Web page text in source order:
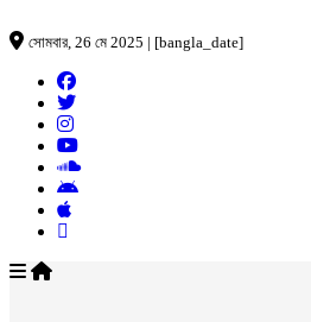
সোমবার, 26 মে 2025 | [bangla_date]